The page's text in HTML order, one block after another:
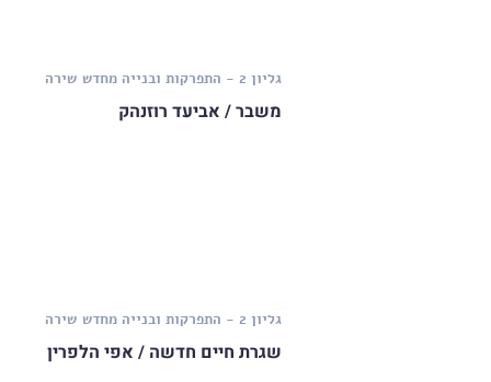
גליון 2 - התפרקות ובנייה מחדש שירה
משבר / אביעד רוזנהק
גליון 2 - התפרקות ובנייה מחדש שירה
שגרת חיים חדשה / אפי הלפרין